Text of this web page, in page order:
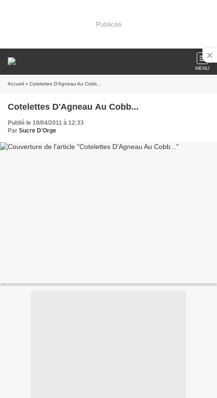
Publicité
MENU
Accueil » Cotelettes D'Agneau Au Cobb...
Cotelettes D'Agneau Au Cobb...
Publié le 19/04/2011 à 12:33
Par Sucre D'Orge